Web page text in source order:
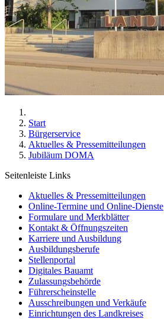
Start
Bürgerservice
Aktuelles & Pressemitteilungen
Jubiläum DOMA
Seitenleiste Links
Aktuelles & Pressemitteilungen
Online-Termine und Online-Dienste
Formulare und Merkblätter
Kontakt & Öffnungszeiten
Karriere und Ausbildung
Ausbildungsberufe
Stellenportal
Digitales Bauamt
Zulassungsbehörde
Führerscheinstelle
Ausschreibungen und Verkäufe
Einrichtungen des Landkreises